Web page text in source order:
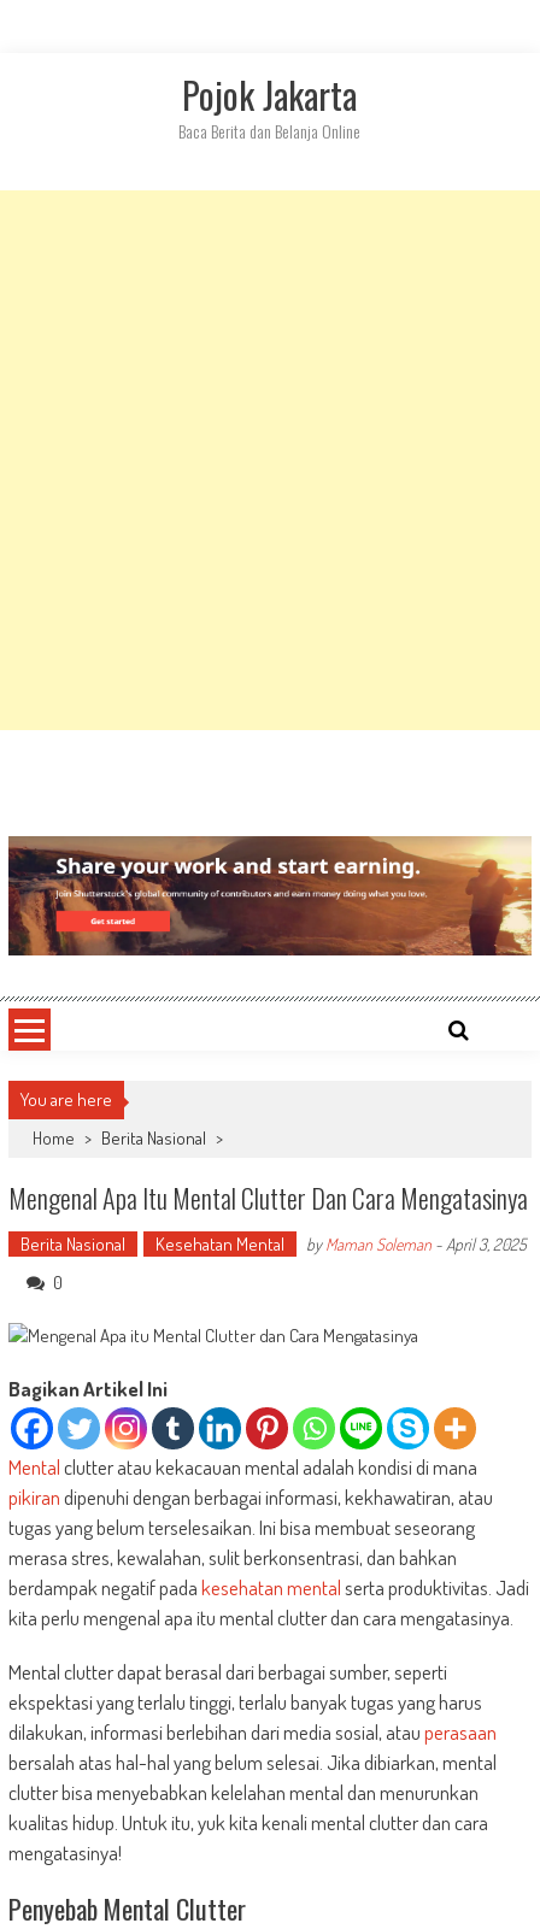
Pojok Jakarta
Baca Berita dan Belanja Online
You are here
Home > Berita Nasional >
Mengenal Apa Itu Mental Clutter Dan Cara Mengatasinya
Berita Nasional Kesehatan Mental byMaman Soleman- April 3, 2025
0
Bagikan Artikel Ini
Mentalclutter atau kekacauan mental adalah kondisi di mana
pikirandipenuhi dengan berbagai informasi, kekhawatiran, atau
tugas yang belum terselesaikan. Ini bisa membuat seseorang
merasa stres, kewalahan, sulit berkonsentrasi, dan bahkan
berdampak negatif padakesehatan mentalserta produktivitas. Jadi
kita perlu mengenal apa itu mental clutter dan cara mengatasinya.
Mental clutter dapat berasal dari berbagai sumber, seperti
ekspektasi yang terlalu tinggi, terlalu banyak tugas yang harus
dilakukan, informasi berlebihan dari media sosial, atauperasaan
bersalah atas hal-hal yang belum selesai. Jika dibiarkan, mental
clutter bisa menyebabkan kelelahan mental dan menurunkan
kualitas hidup. Untuk itu, yuk kita kenali mental clutter dan cara
mengatasinya!
Penyebab Mental Clutter